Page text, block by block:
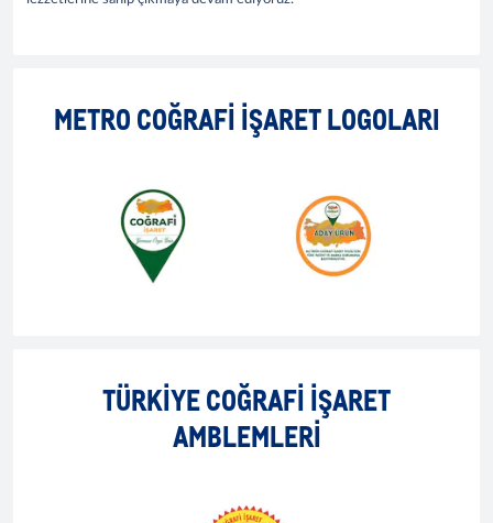
METRO COĞRAFİ İŞARET LOGOLARI
TÜRKİYE COĞRAFİ İŞARET
AMBLEMLERI